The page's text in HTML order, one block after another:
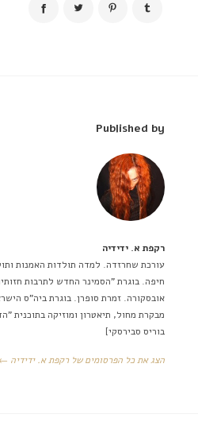
Published by
רקפת א. ידידיה
עורכת שחרזדה. למדה תולדות האמנות
חיפה. בוגרת "הסמינר החדש לתרבות
אובסקורה. זמרת סופרן. בוגרת ביה"ס
מבקרת מחול, תיאטרון ומוזיקה בתוכנית
בוריס סבירסקי]
הצג את כל הפרסומים של רקפת א. ידידיה ←